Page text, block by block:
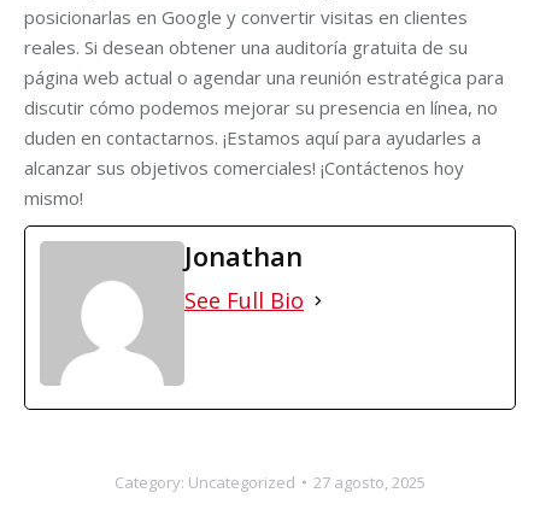
posicionarlas en Google y convertir visitas en clientes
reales. Si desean obtener una auditoría gratuita de su
página web actual o agendar una reunión estratégica para
discutir cómo podemos mejorar su presencia en línea, no
duden en contactarnos. ¡Estamos aquí para ayudarles a
alcanzar sus objetivos comerciales! ¡Contáctenos hoy
mismo!
Jonathan
See Full Bio
Category: Uncategorized 27 agosto, 2025